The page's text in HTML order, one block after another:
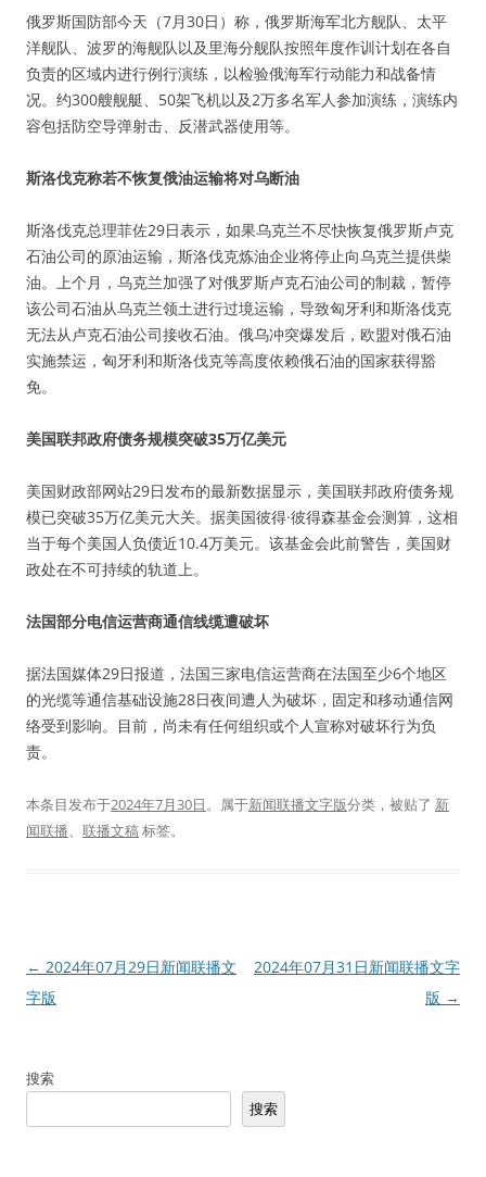
俄罗斯国防部今天（7月30日）称，俄罗斯海军北方舰队、太平
洋舰队、波罗的海舰队以及里海分舰队按照年度作训计划在各自
负责的区域内进行例行演练，以检验俄海军行动能力和战备情
况。约300艘舰艇、50架飞机以及2万多名军人参加演练，演练内
容包括防空导弹射击、反潜武器使用等。
斯洛伐克称若不恢复俄油运输将对乌断油
斯洛伐克总理菲佐29日表示，如果乌克兰不尽快恢复俄罗斯卢克
石油公司的原油运输，斯洛伐克炼油企业将停止向乌克兰提供柴
油。上个月，乌克兰加强了对俄罗斯卢克石油公司的制裁，暂停
该公司石油从乌克兰领土进行过境运输，导致匈牙利和斯洛伐克
无法从卢克石油公司接收石油。俄乌冲突爆发后，欧盟对俄石油
实施禁运，匈牙利和斯洛伐克等高度依赖俄石油的国家获得豁
免。
美国联邦政府债务规模突破35万亿美元
美国财政部网站29日发布的最新数据显示，美国联邦政府债务规
模已突破35万亿美元大关。据美国彼得·彼得森基金会测算，这相
当于每个美国人负债近10.4万美元。该基金会此前警告，美国财
政处在不可持续的轨道上。
法国部分电信运营商通信线缆遭破坏
据法国媒体29日报道，法国三家电信运营商在法国至少6个地区
的光缆等通信基础设施28日夜间遭人为破坏，固定和移动通信网
络受到影响。目前，尚未有任何组织或个人宣称对破坏行为负
责。
本条目发布于2024年7月30日。属于新闻联播文字版分类，被贴了 新
闻联播、 联播文稿标签。
文
章
← 2024年07月29日新闻联播文
字版
2024年07月31日新闻联播文字
版 →
搜索
搜索